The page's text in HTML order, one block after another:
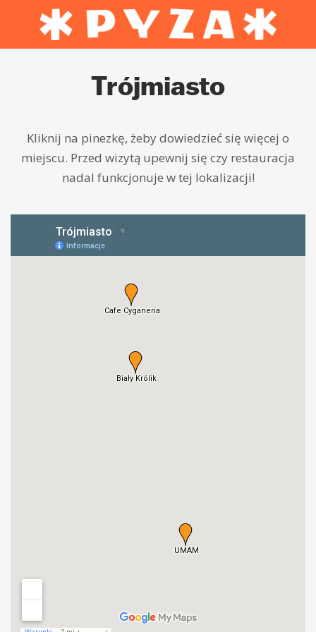
Trójmiasto
Kliknij na pinezkę, żeby dowiedzieć się więcej o
miejscu. Przed wizytą upewnij się czy restauracja
nadal funkcjonuje w tej lokalizacji!